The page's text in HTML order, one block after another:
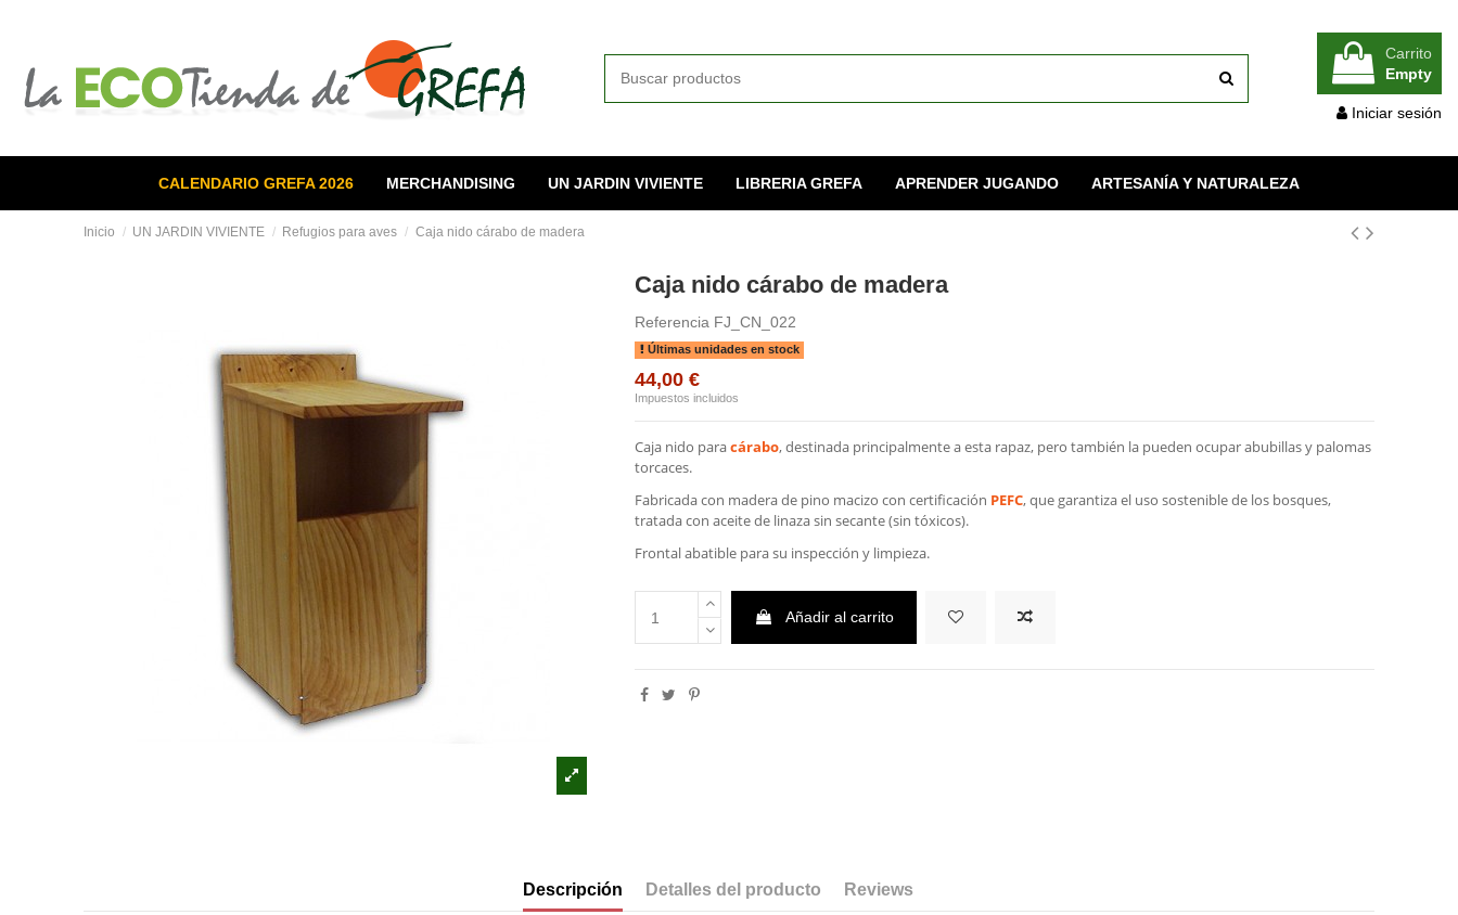
Carrito
Empty
Iniciar sesión
CALENDARIO GREFA 2026 MERCHANDISING UN JARDIN VIVIENTE LIBRERIA GREFA APRENDER JUGANDO ARTESANÍA Y NATURALEZA
Inicio UN JARDIN VIVIENTE Refugios para aves Caja nido cárabo de madera
Caja nido cárabo de madera
Referencia FJ_CN_022
Últimas unidades en stock
44,00 €
Impuestos incluidos
Caja nido paracárabo, destinada principalmente a esta rapaz, pero también la pueden ocupar abubillas y palomas
torcaces.
Fabricada con madera de pino macizo con certificación PEFC, que garantiza el uso sostenible de los bosques,
tratada con aceite de linaza sin secante (sin tóxicos).
Frontal abatible para su inspección y limpieza.
Añadir al carrito
Descripción Detalles del producto Reviews